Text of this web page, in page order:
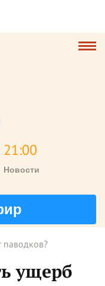
21:00
Новости
паводков?
ущерб